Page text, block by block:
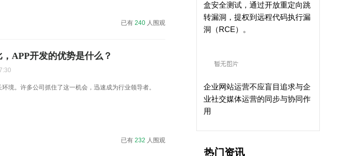
已有240 人围观
APP开发的优势是什么？
境。许多公司抓住了这一机会，迅速成为行业领导者。
已有232 人围观
盒安全测试，通过开放重定向跳
转漏洞，提权到远程代码执行漏
洞（RCE）。
企业网站运营不应盲目追求与企
业社交媒体运营的同步与协同作
用
热门资讯